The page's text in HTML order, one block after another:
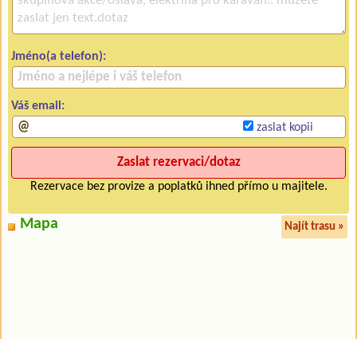
Jméno(a telefon):
Váš email:
zaslat kopii
Rezervace bez provize a poplatků ihned přímo u majitele.
Mapa Najít trasu »